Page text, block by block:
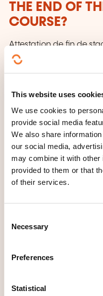
This website uses
We use cookies to
provide social media
We also share
our social media,
may combine it with other
provided to them or that
of their services.
Necessary
Preferences
Statistical
THE END OF
COURSE?
Attestation de fin de
des acquis
Support et exercices
How to
+33 (0)9 72 37 73